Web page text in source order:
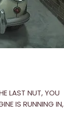
LAST NUT, YOU
IS RUNNING IN,